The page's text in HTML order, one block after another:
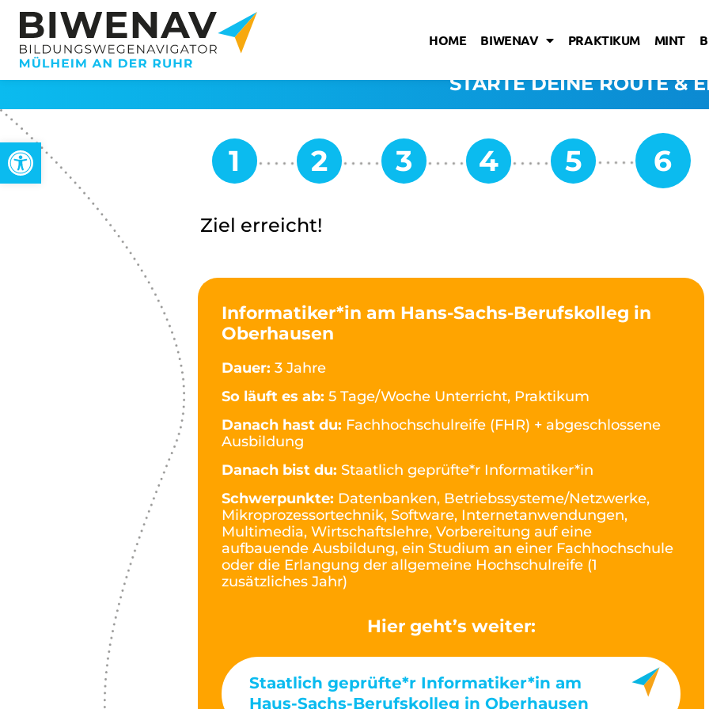
Open toolbar
HOME BIWENAV PRAKTIKUM MINT
STARTE DEINE ROUTE &
Ziel erreicht!
Informatiker*in am Hans-Sachs-Berufskolleg in
Oberhausen
Dauer: 3 Jahre
So läuft es ab: 5 Tage/Woche Unterricht, Praktikum
Danach hast du: Fachhochschulreife (FHR) + abgeschlossene
Ausbildung
Danach bist du: Staatlich geprüfte*r Informatiker*in
Schwerpunkte: Datenbanken, Betriebssysteme/Netzwerke,
Mikroprozessortechnik, Software, Internetanwendungen,
Multimedia, Wirtschaftslehre, Vorbereitung auf eine
aufbauende Ausbildung, ein Studium an einer Fachhochschule
oder die Erlangung der allgemeine Hochschulreife (1
zusätzliches Jahr)
Hier geht’s weiter:
Staatlich geprüfte*r Informatiker*in am
Haus-Sachs-Berufskolleg in Oberhausen